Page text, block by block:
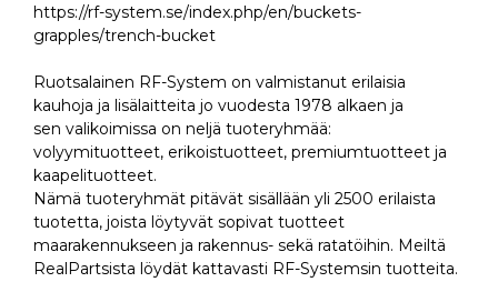
https://rf-system.se/index.php/en/buckets-
grapples/trench-bucket
Ruotsalainen RF-System on valmistanut erilaisia
kauhoja ja lisälaitteita jo vuodesta 1978 alkaen ja
sen valikoimissa on neljä tuoteryhmää:
volyymituotteet, erikoistuotteet, premiumtuotteet ja
kaapelituotteet.
Nämä tuoteryhmät pitävät sisällään yli 2500 erilaista
tuotetta, joista löytyvät sopivat tuotteet
maarakennukseen ja rakennus- sekä ratatöihin. Meiltä
RealPartsista löydät kattavasti RF-Systemsin tuotteita.